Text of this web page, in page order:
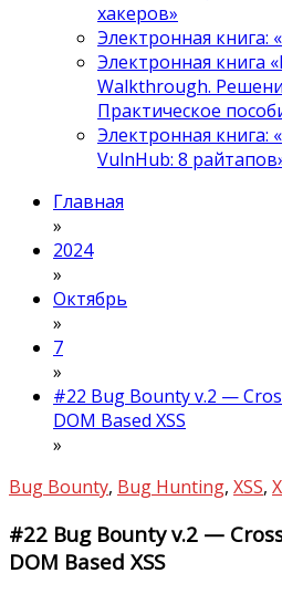
хакеров»
Электронная книга:
Электронная книга
Walkthrough.
Практическое
Электронная книга:
VulnHub: 8
Главная
»
2024
»
Октябрь
»
7
»
#22 Bug Bounty v.2 —
DOM Based XSS
»
Bug Bounty, Bug Hunting, XSS,
#22 Bug Bounty v.2 —
DOM Based XSS